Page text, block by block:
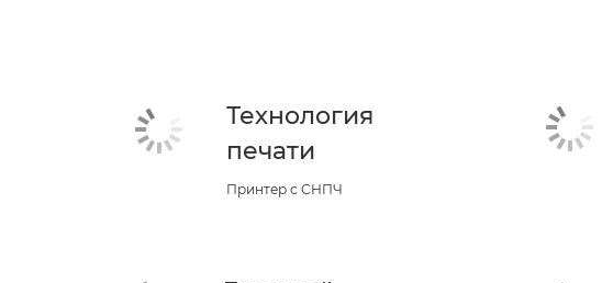
Технология
печати
Принтер с СНПЧ